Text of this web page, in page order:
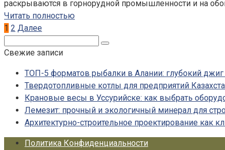
раскрываются в горнорудной промышленности и на
Читать полностью
Пагинация
1 2 Далее
Свежие записи
ТОП-5 форматов рыбалки в Алании: глубокий джиг
Твердотопливные котлы для предприятий
Крановые весы в Уссурийске: как выбрать
Лемезит: прочный и экологичный минерал для
Архитектурно-строительное проектирование как
Политика Конфиденциальности